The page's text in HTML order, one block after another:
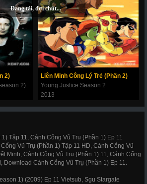
2)
2)
Liên Minh Công Lý Trẻ (Phần 2)
Young Justice Season 2
2013
Tập 11, Cánh Cổng Vũ Trụ (Phần 1) Ep 11
Vũ Trụ (Phần 1) Tập 11 HD, Cánh Cổng Vũ
Minh, Cánh Cổng Vũ Trụ (Phần 1) 11, Cánh Cổng
Download Cánh Cổng Vũ Trụ (Phần 1) Ep 11.
1) (2009) Ep 11 Vietsub, Sgu Stargate